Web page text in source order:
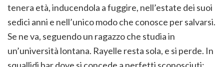
tenera età, inducendola a fuggire, nell’estate dei suoi
sedici anni e nell’unico modo che conosce per salvarsi.
Se ne va, seguendo un ragazzo che studia in
un’università lontana. Rayelle resta sola, e si perde. In